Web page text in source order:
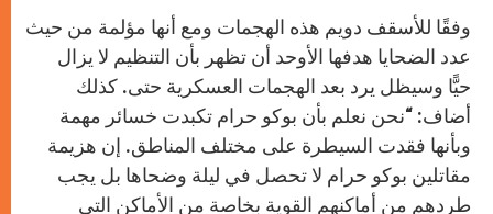
وفقًا للأسقف دويم هذه الهجمات ومع أنها مؤلمة من حيث
عدد الضحايا هدفها الأوحد أن تظهر بأن التنظيم لا يزال
حيًّا وسيظل يرد بعد الهجمات العسكرية حتى. كذلك
أضاف: “نحن نعلم بأن بوكو حرام تكبدت خسائر مهمة
وبأنها فقدت السيطرة على مختلف المناطق. إن هزيمة
مقاتلين بوكو حرام لا تحصل في ليلة وضحاها بل يجب
طردهم من أماكنهم القوية بخاصة من الأماكن التي